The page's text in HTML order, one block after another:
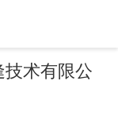
术有限公